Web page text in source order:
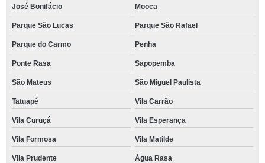
José Bonifácio Mooca
Parque São Lucas Parque São Rafael
Parque do Carmo Penha
Ponte Rasa Sapopemba
São Mateus São Miguel Paulista
Tatuapé Vila Carrão
Vila Curuçá Vila Esperança
Vila Formosa Vila Matilde
Vila Prudente
Água Rasa